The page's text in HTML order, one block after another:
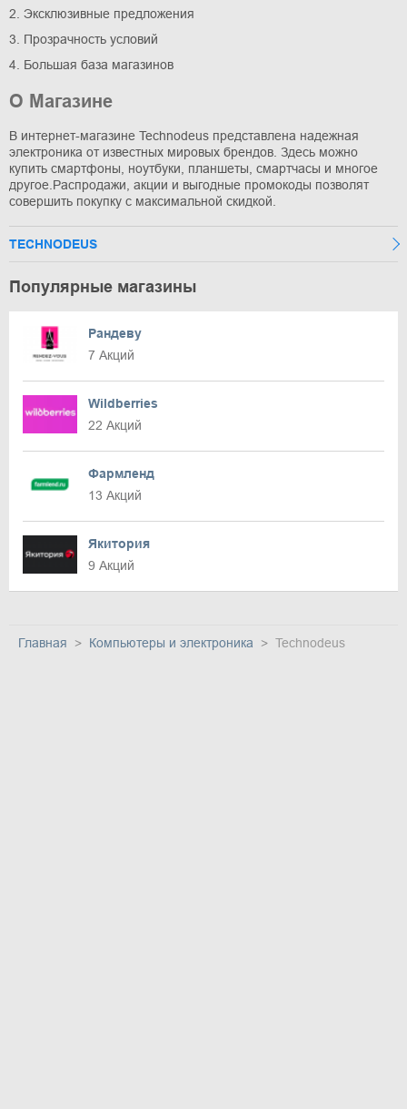
2. Эксклюзивные предложения
3. Прозрачность условий
4. Большая база магазинов
О Магазине
В интернет-магазине Technodeus представлена надежная
электроника от известных мировых брендов. Здесь можно
купить смартфоны, ноутбуки, планшеты, смартчасы и многое
другое.Распродажи, акции и выгодные промокоды позволят
совершить покупку с максимальной скидкой.
TECHNODEUS
Популярные магазины
Рандеву
7 Акций
Wildberries
22 Акций
Фармленд
13 Акций
Якитория
9 Акций
Главная Компьютеры и электроника Technodeus